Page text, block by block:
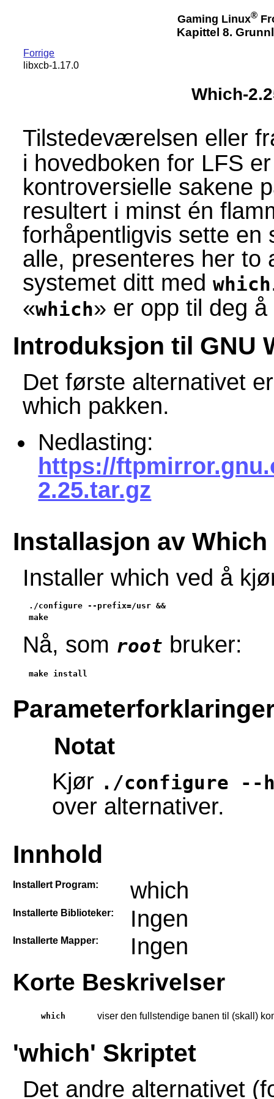
Gaming Linux®
Kapittel 8.
Forrige
libxcb-1.17.0
Which-
Tilstedeværelsen eller
i hovedboken for LFS
kontroversielle sakene
resultert i minst én
forhåpentligvis sette en
alle, presenteres her to
systemet ditt med which
«which» er opp til deg
Introduksjon til GNU
Det første alternativet
which pakken.
Nedlasting:
https://
2.25.tar.gz
Installasjon av Which
Installer which ved å
./configure --prefix=/usr &&
make
Nå, som root bruker:
make install
Notat
Kjør ./configure --
over alternativer.
Innhold
Installert Program: which
Installerte Biblioteker: Ingen
Installerte Mapper: Ingen
Korte Beskrivelser
which viser den fullstendige banen til (skall)
'which' Skriptet
Det andre alternativet